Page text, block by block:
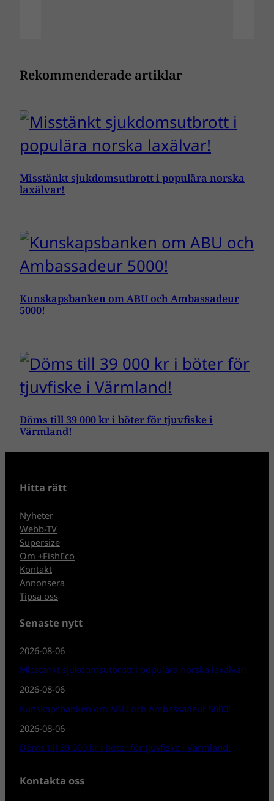
Rekommenderade artiklar
Misstänkt sjukdomsutbrott i populära norska
laxälvar!
Kunskapsbanken om ABU och Ambassadeur
5000!
Döms till 39 000 kr i böter för tjuvfiske i
Värmland!
Hitta rätt
Nyheter
Webb-TV
Supersize
Om +FishEco
Kontakt
Annonsera
Tipsa oss
Senaste nytt
2026-08-06
Misstänkt sjukdomsutbrott i populära norska laxälvar!
2026-08-06
Kunskapsbanken om ABU och Ambassadeur 5000!
2026-08-06
Döms till 39 000 kr i böter för tjuvfiske i Värmland!
Kontakta oss